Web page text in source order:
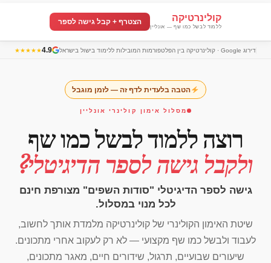
קולינרטיקה
ללמוד לבשל כמו שף — אונליין
הצטרף + קבל גישה לספר
4.9
★★★★★ דירוג Google · קולינרטיקה בין הפלטפורמות המובילות ללימוד בישול בישראל
הטבה בלעדית לדף זה — לזמן מוגבל
מסלול אימון קולינרי אונליין
רוצה ללמוד לבשל כמו שף
ולקבל גישה לספר הדיגיטלי?
גישה לספר הדיגיטלי "סודות השפים" מצורפת חינם
לכל מנוי במסלול.
שיטת האימון הקולינרי של קולינרטיקה מלמדת אותך לחשוב,
לעבוד ולבשל כמו שף מקצועי — לא רק לעקוב אחרי מתכונים.
שיעורים שבועיים, תרגול, שידורים חיים, מאגר מתכונים,